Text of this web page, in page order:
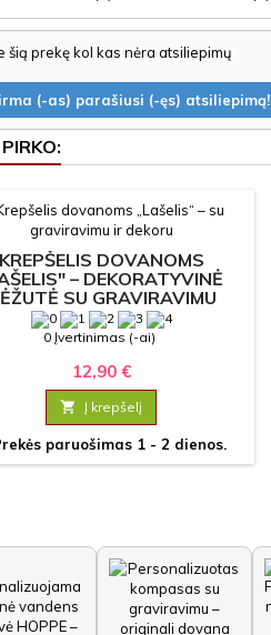
šią prekę kol kas nėra atsiliepimų
(-as) parašiusi (-ęs) atsiliepimą!
KREPŠELIS DOVANOMS
– DEKORATYVINĖ
SU GRAVIRAVIMU
0 Įvertinimas (-ai)
12,90 €
 Į krepšelį
paruošimas 1 - 2 dienos.